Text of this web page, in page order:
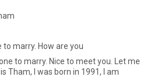
to marry. How are you
to marry. Nice to meet you. Let me
Tham, I was born in 1991, I am